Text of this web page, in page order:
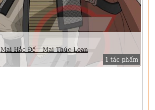
Mai Hắc Đế – Mai Thúc Loan
1 tác phẩm